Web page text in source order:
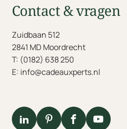
Contact & vragen
Zuidbaan 512
2841 MD Moordrecht
T: (0182) 638 250
E: info@cadeauxperts.nl